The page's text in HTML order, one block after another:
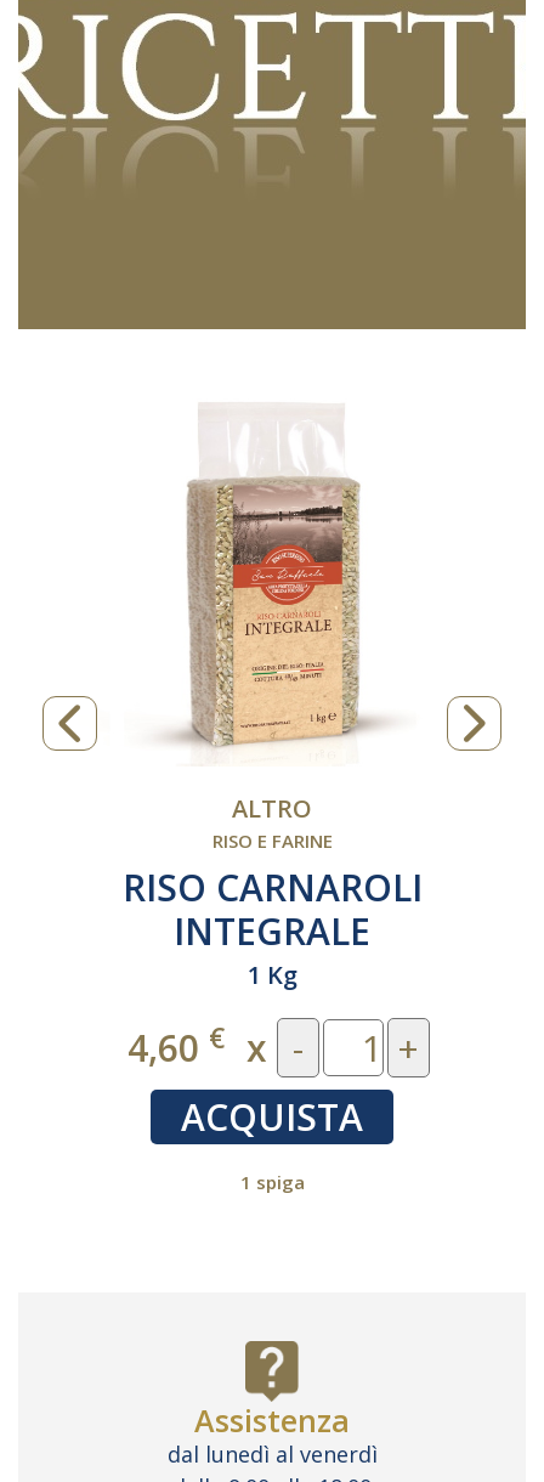
ALTRO
RISO E FARINE
RISO CARNAROLI
INTEGRALE
SOTTOVUOTO 1 Kg
1 Kg
4,60 € x -
+
ACQUISTA
1 spiga
Assistenza
dal lunedì al venerdì